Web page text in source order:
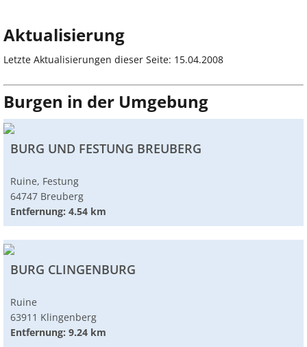
Aktualisierung
Letzte Aktualisierungen dieser Seite: 15.04.2008
Burgen in der Umgebung
BURG UND FESTUNG BREUBERG
Ruine, Festung
64747 Breuberg
Entfernung: 4.54 km
BURG CLINGENBURG
Ruine
63911 Klingenberg
Entfernung: 9.24 km